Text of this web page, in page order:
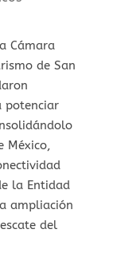
Cámara
de San
potenciar
México,
la Entidad
ampliación
del